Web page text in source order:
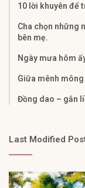
10 lời khuyên để
Cha chọn những
bên mẹ.
Ngày mưa hôm
Giữa mênh
Đồng dao – gắn
Last Modified